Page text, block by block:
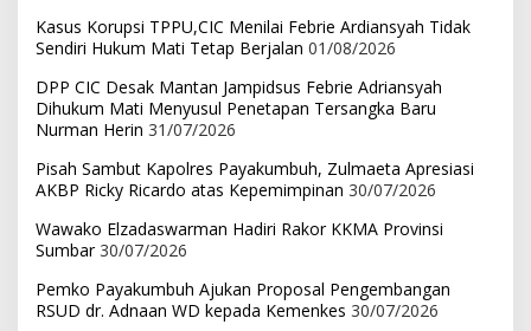
Kasus Korupsi TPPU,CIC Menilai Febrie Ardiansyah Tidak
Sendiri Hukum Mati Tetap Berjalan 01/08/2026
DPP CIC Desak Mantan Jampidsus Febrie Adriansyah
Dihukum Mati Menyusul Penetapan Tersangka Baru
Nurman Herin 31/07/2026
Pisah Sambut Kapolres Payakumbuh, Zulmaeta Apresiasi
AKBP Ricky Ricardo atas Kepemimpinan 30/07/2026
Wawako Elzadaswarman Hadiri Rakor KKMA Provinsi
Sumbar 30/07/2026
Pemko Payakumbuh Ajukan Proposal Pengembangan
RSUD dr. Adnaan WD kepada Kemenkes 30/07/2026